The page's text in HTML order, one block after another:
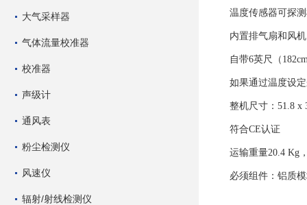
大气采样器
气体流量校准器
校准器
声级计
通风表
粉尘检测仪
风速仪
辐射/射线检测仪
温度传感器可探
内置排气扇和风机
自带6英尺（
如果通过温度设
整机尺寸：51.8 x
符合CE认证
运输重量20.4 Kg
必须组件：铝质